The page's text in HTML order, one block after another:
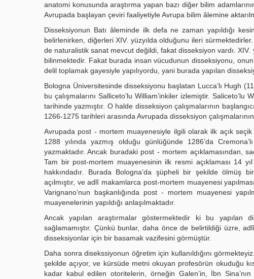
anatomi konusunda araştırma yapan bazı diğer bilim
Avrupada başlayan çeviri faaliyetiyle Avrupa bilim âlemine
Disseksiyonun Batı âleminde ilk defa ne zaman yapıldığı
belirlenirken, diğerleri XIV. yüzyılda olduğunu ileri
de naturalistik sanat mevcut değildi, fakat disseksiyon vardı. XIV.
bilinmektedir. Fakat burada insan vücudunun disseksiyonu,
delil toplamak gayesiyle yapılıyordu, yani burada yapılan
Bologna Üniversitesinde disseksiyonu başlatan Lucca’lı Hugh
bu çalışmalarını Salliceto’lu William’inkiler izlemiştir. Saliceto’lu
tarihinde yazmıştır. O halde disseksiyon çalışmalarının
1266-1275 tarihleri arasında Avrupada disseksiyon
Avrupada post - mortem muayenesiyle ilgili olarak ilk açık
1288 yılında yazmış olduğu günlüğünde 1286’da
yazmaktadır. Ancak buradaki post - mortem açıklamasından,
Tam bir post-mortem muayenesinin ilk resmi açıklaması 14
hakkındadır. Burada Bologna’da şüpheli bir şekilde ölmüş
açılmıştır, ve adlî makamlarca post-mortem muayenesi
Varignano’nun başkanlığında post - mortem muayenesi
muayenelerinin yapıldığı anlaşılmaktadır.
Ancak yapılan araştırmalar göstermektedir ki bu yapılan
sağlamamıştır. Çünkü bunlar, daha önce de belirtildiği üzre,
disseksiyonlar için bir basamak vazifesini görmüştür.
Daha sonra disekssiyonun öğretim için kullanıldığını
şekilde açıyor, ve kürsüde metni okuyan profesörün okuduğu
kadar kabul edilen otoritelerin, örneğin Galen’in, İbn